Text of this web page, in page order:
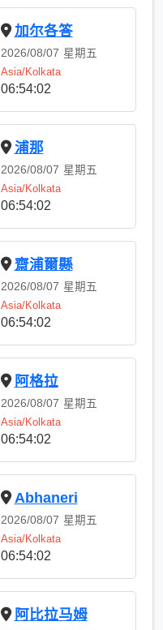
加尔各答
2026/08/07 星期五
Asia/Kolkata
06:54:02
浦那
2026/08/07 星期五
Asia/Kolkata
06:54:02
齋浦爾縣
2026/08/07 星期五
Asia/Kolkata
06:54:02
阿格拉
2026/08/07 星期五
Asia/Kolkata
06:54:02
Abhaneri
2026/08/07 星期五
Asia/Kolkata
06:54:02
阿比拉马姆